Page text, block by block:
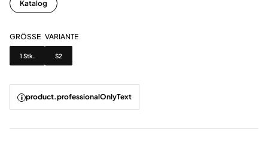
Katalog
GRÖSSE
Grösse
1 Stk.
VARIANTE
Variante
S2
product.professionalOnlyText